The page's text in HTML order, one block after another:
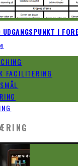
I
FACILITERING